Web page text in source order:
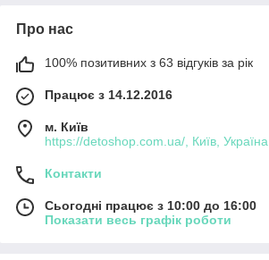
Про нас
100% позитивних з 63 відгуків за рік
Працює з 14.12.2016
м. Київ
https://detoshop.com.ua/, Київ, Україна
Контакти
Сьогодні працює з 10:00 до 16:00
Показати весь графік роботи